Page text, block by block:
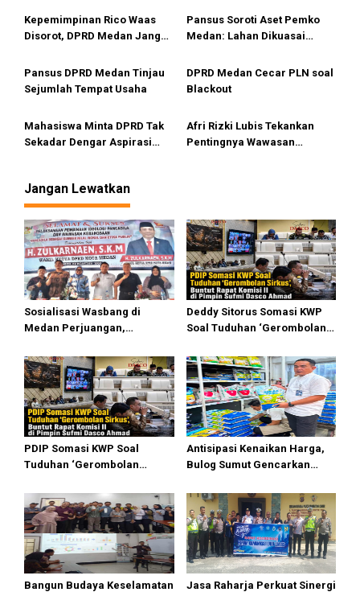
o
s
Warga
Kepemimpinan Rico Waas
Disorot, DPRD Medan Jangan
Pansus Soroti Aset Pemko
Medan: Lahan Dikuasai
Pansus DPRD Medan Tinjau
Sejumlah Tempat Usaha
DPRD Medan Cecar PLN soal
Blackout
Mahasiswa Minta DPRD Tak
Sekadar Dengar Aspirasi
Afri Rizki Lubis Tekankan
Pentingnya Wawasan
Jangan Lewatkan
Sosialisasi Wasbang di
Medan Perjuangan,
Perjuangkan Ruang Bermain
Anak
Deddy Sitorus Somasi KWP
Soal Tuduhan ‘Gerombolan
II Dipimpin Sufmi Dasco
Ahmad
PDIP Somasi KWP Soal
Tuduhan ‘Gerombolan
II Dipimpin Sufmi Dasco
Ahmad
Antisipasi Kenaikan Harga,
Bulog Sumut Gencarkan
Premium
Bangun Budaya Keselamatan Jasa Raharja Perkuat Sinergi